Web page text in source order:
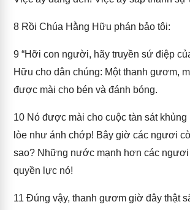
8 Rồi Chúa Hằng Hữu phán bảo tôi:
9 “Hỡi con người, hãy truyền sứ điệp
Hữu cho dân chúng: Một thanh gươm,
được mài cho bén và đánh bóng.
10 Nó được mài cho cuộc tàn sát khủng
lòe như ánh chớp! Bây giờ các ngươi
sao? Những nước mạnh hơn các
quyền lực nó!
11 Đúng vậy, thanh gươm giờ đây thật